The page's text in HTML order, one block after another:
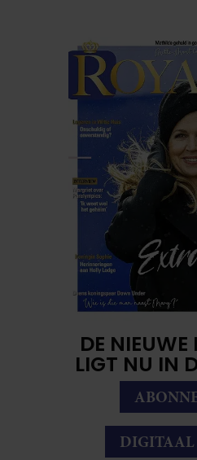
DE NIEUWE
LIGT NU IN
DIGITAAL